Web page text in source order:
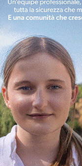
Cronaca 3 Agosto
Scomparso da
Fiorentino
Levane nel 2020
Articolo precedente
“Notizie storiche intorno al
di Loro Ciuffenna”:
ristampa alla presenza del
Giani